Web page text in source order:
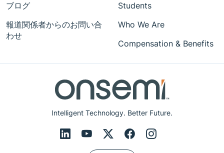
Intelligent Technology. Better Future.
ブログ
報道関係者からのお問い合
わせ
Students
Who We Are
Compensation & Benefits